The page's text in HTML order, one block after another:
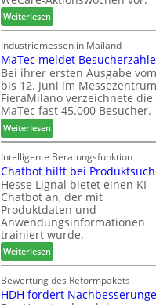
f
ü
h
r
e
r
n
f
ü
r
P
l
a
n
t
a
g
o
-
F
r
ä
s
e
r
u
n
d
-
V
e
r
b
i
n
e
r
Weiterlesen:
W
e
C
a
r
e
-
A
k
t
i
o
n
s
w
o
c
h
e
n
Industriemessen in Mailand
MaTec meldet
Bei ihrer ersten Ausgabe
bis 12. Juni im Messezentrum
FieraMilano verzeichnete die
MaTec fast 45.000 Besucher.
Weiterlesen:
M
a
T
e
c
m
e
l
d
e
t
B
Intelligente Beratungsfunktion
Chatbot hilft bei
Hesse Lignal bietet einen KI-
Chatbot an, der mit
Produktdaten und
Anwendungsinformationen
trainiert wurde.
Weiterlesen:
C
h
a
Bewertung des Reformpakets
HDH fordert